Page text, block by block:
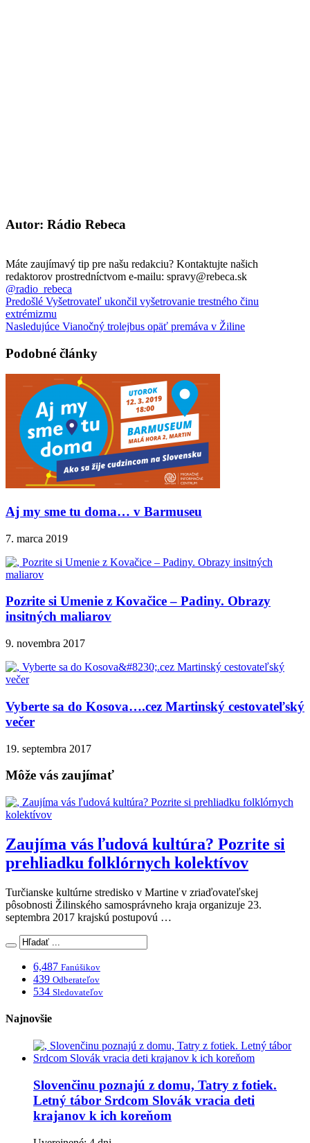
Autor: Rádio Rebeca
Máte zaujímavý tip pre našu redakciu? Kontaktujte našich
redaktorov prostredníctvom e-mailu: spravy@rebeca.sk
@radio_rebeca
Predošlé Vyšetrovateľ ukončil vyšetrovanie trestného činu
extrémizmu
Nasledujúce Vianočný trolejbus opäť premáva v Žiline
Podobné články
Aj my sme tu doma… v Barmuseu
7. marca 2019
Pozrite si Umenie z Kovačice – Padiny. Obrazy
insitných maliarov
9. novembra 2017
Vyberte sa do Kosova….cez Martinský cestovateľský
večer
19. septembra 2017
Môže vás zaujímať
Zaujíma vás ľudová kultúra? Pozrite si
prehliadku folklórnych kolektívov
Turčianske kultúrne stredisko v Martine v zriaďovateľskej
pôsobnosti Žilinského samosprávneho kraja organizuje 23.
septembra 2017 krajskú postupovú …
6,487 Fanúšikov
439 Odberateľov
534 Sledovateľov
Najnovšie
Slovenčinu poznajú z domu, Tatry z fotiek.
Letný tábor Srdcom Slovák vracia deti
krajanov k ich koreňom